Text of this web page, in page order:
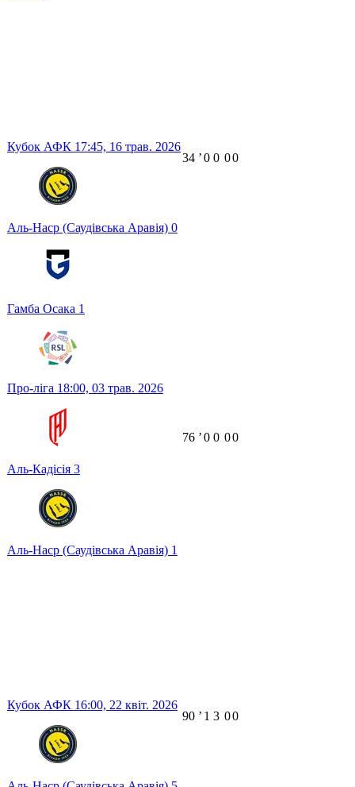
Кубок АФК 17:45, 16 трав. 2026
Аль-Наср (Саудівська Аравія) 0
Гамба Осака 1
34 ʼ0 0 00
Про-ліга 18:00, 03 трав. 2026
Аль-Кадісія 3
Аль-Наср (Саудівська Аравія) 1
76 ʼ0 0 00
Кубок АФК 16:00, 22 квіт. 2026
90 ʼ 1 3 00